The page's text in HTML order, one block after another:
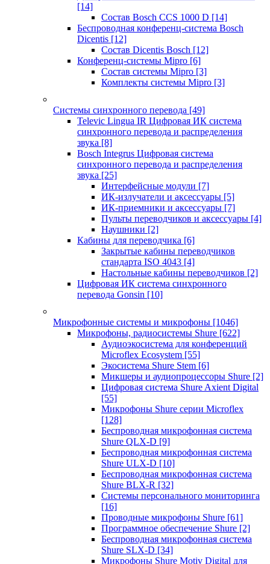
[14]
Состав Bosch CCS 1000 D [14]
Беспроводная конференц-система Bosch
Dicentis [12]
Состав Dicentis Bosch [12]
Конференц-системы Mipro [6]
Состав системы Mipro [3]
Комплекты системы Mipro [3]
Системы синхронного перевода [49]
Televic Lingua IR Цифровая ИК система
синхронного перевода и распределения
звука [8]
Bosch Integrus Цифровая система
синхронного перевода и распределения
звука [25]
Интерфейсные модули [7]
ИК-излучатели и аксессуары [5]
ИК-приемники и аксессуары [7]
Пульты переводчиков и аксессуары [4]
Наушники [2]
Кабины для переводчика [6]
Закрытые кабины переводчиков
стандарта ISO 4043 [4]
Настольные кабины переводчиков [2]
Цифровая ИК система синхронного
перевода Gonsin [10]
Микрофонные системы и микрофоны [1046]
Микрофоны, радиосистемы Shure [622]
Аудиоэкосистема для конференций
Microflex Ecosystem [55]
Экосистема Shure Stem [6]
Микшеры и аудиопроцессоры Shure [2]
Цифровая система Shure Axient Digital
[55]
Микрофоны Shure серии Microflex
[128]
Беспроводная микрофонная система
Shure QLX-D [9]
Беспроводная микрофонная система
Shure ULX-D [10]
Беспроводная микрофонная система
Shure BLX-R [32]
Системы персонального мониторинга
[16]
Проводные микрофоны Shure [61]
Программное обеспечение Shure [2]
Беспроводная микрофонная система
Shure SLX-D [34]
Микрофоны Shure Motiv Digital для